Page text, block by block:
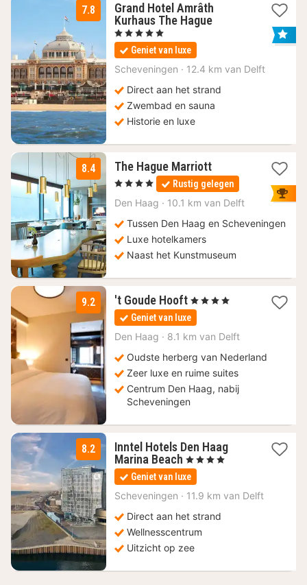
7.8
Grand Hotel Amrâth
Kurhaus The Hague1
€
, 5 Sterren
Geniet van luxe
Scheveningen · 12.4 km van Delft
Direct aan het strand
Zwembad en sauna
Historie en luxe
8.4 The Hague Marriott1
nacht
vanaf
125
, 4 Sterren Rustig gelegen
Den Haag · 10.1 km van Delft
Tussen Den Haag en Scheveningen
Luxe hotelkamers
Naast het Kunstmuseum
9.2 't Goude Hooft 1
nacht
vanaf
179
, 4 Sterren
Geniet van luxe
Den Haag · 8.1 km van Delft
Oudste herberg van Nederland
Zeer luxe en ruime suites
Centrum Den Haag, nabij
Scheveningen
8.2
Inntel Hotels Den Haag
Marina Beach 1
nacht
vanaf
94
, 4 Sterren
Geniet van luxe
Scheveningen · 11.9 km van Delft
Direct aan het strand
Wellnesscentrum
Uitzicht op zee